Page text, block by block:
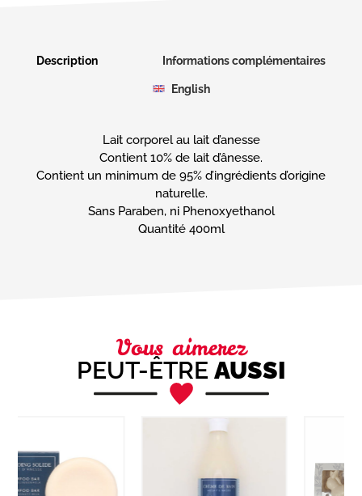
Description Informations complémentaires
English
Lait corporel au lait d’anesse
Contient 10% de lait d’ânesse.
Contient un minimum de 95% d’ingrédients d’origine
naturelle.
Sans Paraben, ni Phenoxyethanol
Quantité 400ml
Vous aimerez
PEUT-ÊTRE AUSSI